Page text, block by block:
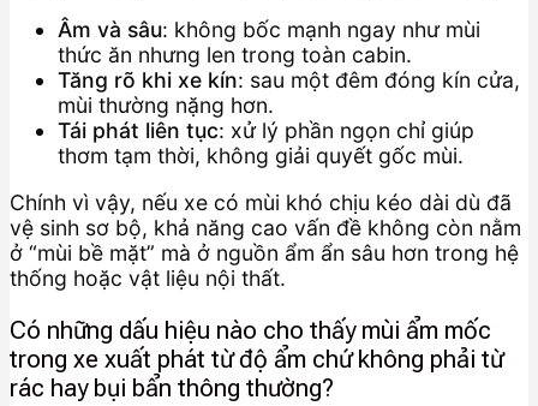
Âm và sâu: không bốc mạnh ngay như mùi
thức ăn nhưng len trong toàn cabin.
Tăng rõ khi xe kín: sau một đêm đóng kín cửa,
mùi thường nặng hơn.
Tái phát liên tục: xử lý phần ngọn chỉ giúp
thơm tạm thời, không giải quyết gốc mùi.
Chính vì vậy, nếu xe có mùi khó chịu kéo dài dù đã
vệ sinh sơ bộ, khả năng cao vấn đề không còn nằm
ở “mùi bề mặt” mà ở nguồn ẩm ẩn sâu hơn trong hệ
thống hoặc vật liệu nội thất.
Có những dấu hiệu nào cho thấy mùi ẩm mốc
trong xe xuất phát từ độ ẩm chứ không phải từ
rác hay bụi bẩn thông thường?